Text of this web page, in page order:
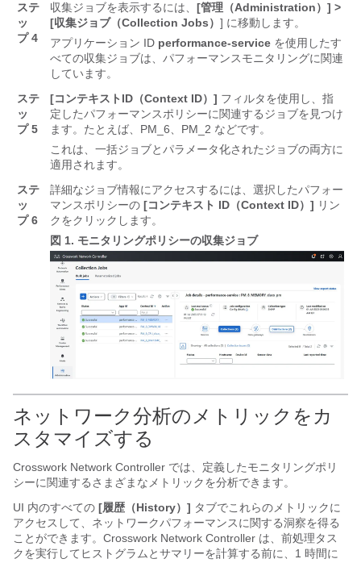
ステ
ッ
プ 4
収集ジョブを表示するには、 [管理（Administration）] >
[収集ジョブ（Collection Jobs） ] に移動します。
アプリケーション ID performance-service を使用したす
べての収集ジョブは、パフォーマンスモニタリングに関連
しています。
ステ
ッ
プ 5
[コンテキストID（Context ID）] フィルタを使用し、指
定したパフォーマンスポリシーに関連するジョブを見つけ
ます。たとえば、PM_6、PM_2 などです。
これは、一括ジョブとパラメータ化されたジョブの両方に
適用されます。
ステ
ッ
プ 6
詳細なジョブ情報にアクセスするには、選択したパフォー
マンスポリシーの [コンテキスト ID（Context ID）] リン
クをクリックします。
図 1. モニタリングポリシーの収集ジョブ
ネットワーク分析のメトリックをカ
スタマイズする
Crosswork Network Controller では、定義したモニタリングポリ
シーに関連するさまざまなメトリックを分析できます。
UI 内のすべての [履歴（History）] タブでこれらのメトリックに
アクセスして、ネットワークパフォーマンスに関する洞察を得る
ことができます。Crosswork Network Controller は、前処理タス
クを実行してヒストグラムとサマリーを計算する前に、1 時間に